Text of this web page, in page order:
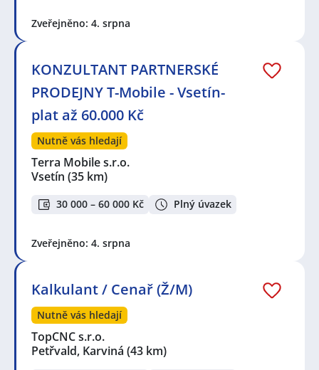
Zveřejněno: 4. srpna
KONZULTANT PARTNERSKÉ
PRODEJNY T-Mobile - Vsetín-
plat až 60.000 Kč
Nutně vás hledají
Terra Mobile s.r.o.
Vsetín (35 km)
30 000 – 60 000 Kč Plný úvazek
Zveřejněno: 4. srpna
Kalkulant / Cenař (Ž/M)
Nutně vás hledají
TopCNC s.r.o.
Petřvald, Karviná (43 km)